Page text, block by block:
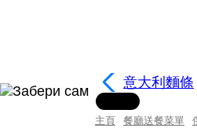
意大利麵條
主頁 餐廳送餐菜單